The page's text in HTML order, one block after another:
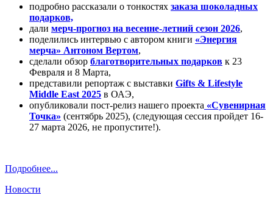
подробно рассказали о тонкостях заказа шоколадных
подарков,
дали мерч-прогноз на весенне-летний сезон 2026,
поделились интервью с автором книги «Энергия
мерча» Антоном Вертом,
сделали обзор благотворительных подарков к 23
Февраля и 8 Марта,
представили репортаж с выставки Gifts & Lifestyle
Middle East 2025 в ОАЭ,
опубликовали пост-релиз нашего проекта «Сувенирная
Точка» (сентябрь 2025), (следующая сессия пройдет 16-
27 марта 2026, не пропустите!).
Подробнее...
Новости